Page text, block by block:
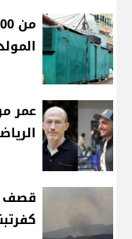
عمر
قصف